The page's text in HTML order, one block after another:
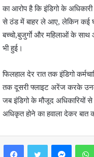
का आरोप है कि इंडिगो के
से ठंड में बाहर ले आए, लेकिन कई
बच्चो,बुजुर्गाे और महिलाओं के
भी हुई।
फिलहाल देर रात तक इंडिगो
तक दूसरी फ्लाइट अरेंज करके
जब इंडिगो के मौजूद अधिकारियों
अधिकृत होने का हवाला देकर बात
FacebookTwitter